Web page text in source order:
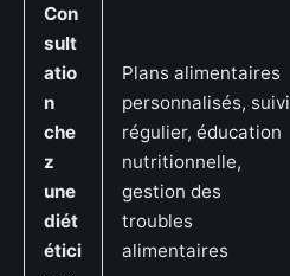
Con
sult
atio
n
che
z
une
diét
étici
Plans alimentaires
personnalisés, suivi
régulier, éducation
nutritionnelle,
gestion des
troubles
alimentaires